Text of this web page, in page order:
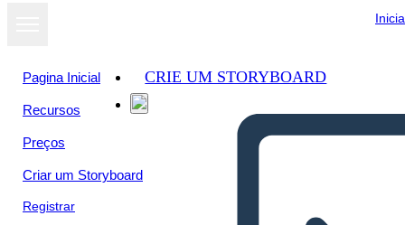
Pagina Inicial
Recursos
Preços
Criar um Storyboard
Registrar
CRIE UM STORYBOARD